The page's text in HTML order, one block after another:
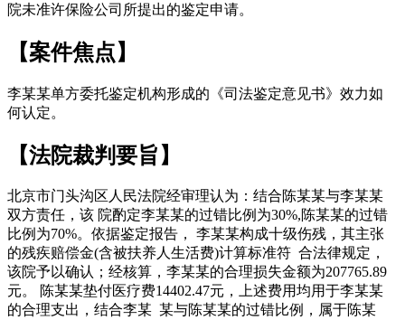
院未准许保险公司所提出的鉴定申请。
【案件焦点】
李某某单方委托鉴定机构形成的《司法鉴定意见书》效力如
何认定。
【法院裁判要旨】
北京市门头沟区人民法院经审理认为：结合陈某某与李某某
双方责任，该 院酌定李某某的过错比例为30%,陈某某的过错
比例为70%。依据鉴定报告， 李某某构成十级伤残，其主张
的残疾赔偿金(含被扶养人生活费)计算标准符 合法律规定，
该院予以确认；经核算，李某某的合理损失金额为207765.89
元。 陈某某垫付医疗费14402.47元，上述费用均用于李某某
的合理支出，结合李某 某与陈某某的过错比例，属于陈某